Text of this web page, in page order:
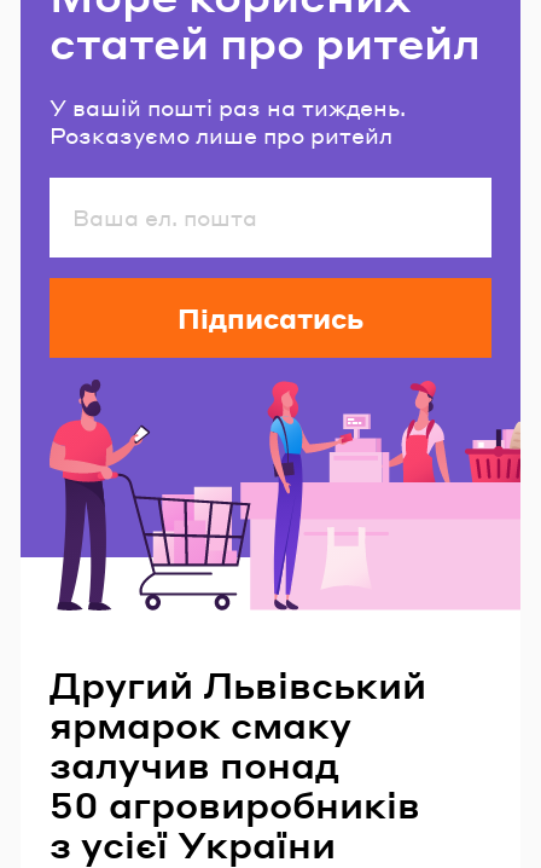
статей про ритейл
У вашій пошті раз на тиждень.
Розказуємо лише про ритейл
Підписатись
Другий Львівський
ярмарок смаку
залучив понад
50 агровиробників
з усієї України